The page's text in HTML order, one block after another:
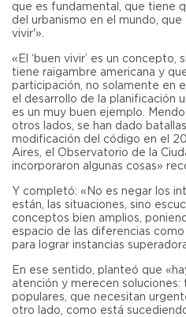
que es fundamental, que tiene
del urbanismo en el mundo,
vivir'».
«El ‘buen vivir’ es un concepto,
tiene raigambre americana y
participación, no solamente en
el desarrollo de la planificación
es un muy buen ejemplo.
otros lados, se han dado
modificación del código en el
Aires, el Observatorio de la
incorporaron algunas cosas»
Y completó: «No es negar los
están, las situaciones, sino
conceptos bien amplios,
espacio de las diferencias
para lograr instancias
En ese sentido, planteó que
atención y merecen soluciones:
populares, que necesitan
otro lado, como está